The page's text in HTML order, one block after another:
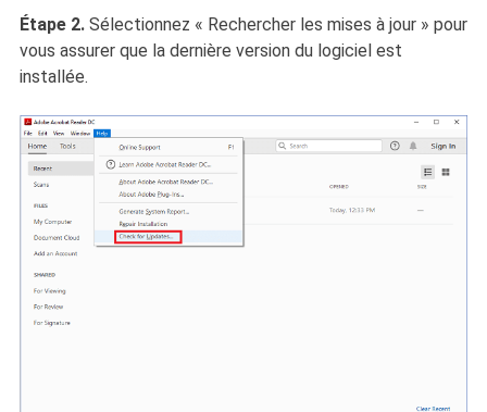
Étape 2.Sélectionnez « Rechercher les mises à jour » pour
vous assurer que la dernière version du logiciel est
installée.